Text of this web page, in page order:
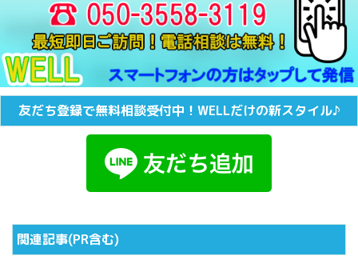
友だち登録で無料相談受付中！WELLだけの新スタイル♪
関連記事(PR含む)